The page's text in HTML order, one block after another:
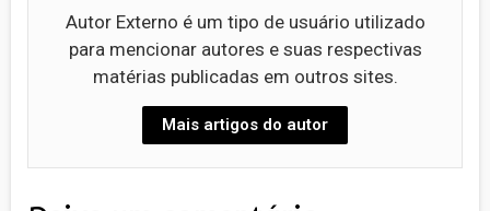
Autor Externo é um tipo de usuário utilizado
para mencionar autores e suas respectivas
matérias publicadas em outros sites.
Mais artigos do autor